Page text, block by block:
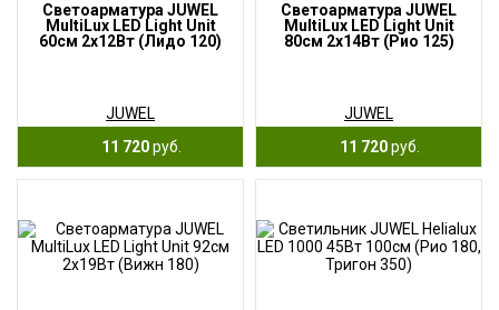
Светоарматура JUWEL
MultiLux LED Light Unit
60см 2х12Вт (Лидо 120)
JUWEL
11 720руб.
Светоарматура JUWEL
MultiLux LED Light Unit
80см 2х14Вт (Рио 125)
JUWEL
11 720руб.